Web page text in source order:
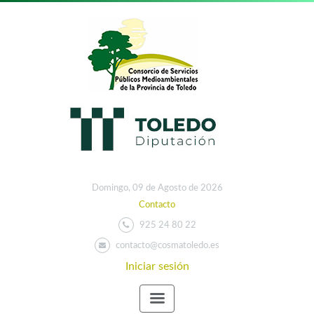
Domingo, 09 de Agosto de 2026
Contacto
925 24 80 22
contacto@cosmatoledo.es
Iniciar sesión